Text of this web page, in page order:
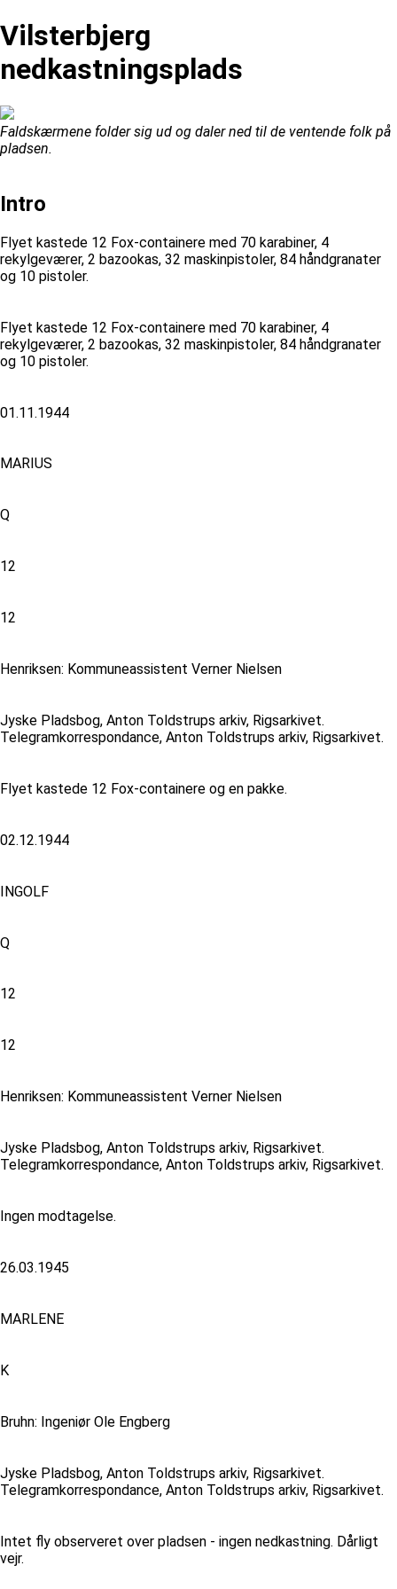
Vilsterbjerg
nedkastningsplads
Faldskærmene folder sig ud og daler ned til de ventende folk på
pladsen.
Intro
Flyet kastede 12 Fox-containere med 70 karabiner, 4
rekylgeværer, 2 bazookas, 32 maskinpistoler, 84 håndgranater
og 10 pistoler.
Flyet kastede 12 Fox-containere med 70 karabiner, 4
rekylgeværer, 2 bazookas, 32 maskinpistoler, 84 håndgranater
og 10 pistoler.
01.11.1944
MARIUS
Q
12
12
Henriksen: Kommuneassistent Verner Nielsen
Jyske Pladsbog, Anton Toldstrups arkiv, Rigsarkivet.
Telegramkorrespondance, Anton Toldstrups arkiv, Rigsarkivet.
Flyet kastede 12 Fox-containere og en pakke.
02.12.1944
INGOLF
Q
12
12
Henriksen: Kommuneassistent Verner Nielsen
Jyske Pladsbog, Anton Toldstrups arkiv, Rigsarkivet.
Telegramkorrespondance, Anton Toldstrups arkiv, Rigsarkivet.
Ingen modtagelse.
26.03.1945
MARLENE
K
Bruhn: Ingeniør Ole Engberg
Jyske Pladsbog, Anton Toldstrups arkiv, Rigsarkivet.
Telegramkorrespondance, Anton Toldstrups arkiv, Rigsarkivet.
Intet fly observeret over pladsen - ingen nedkastning. Dårligt
vejr.